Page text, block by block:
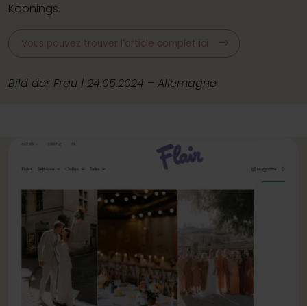
Koonings.
Vous pouvez trouver l’article complet ici
Bild der Frau | 24.05.2024 – Allemagne